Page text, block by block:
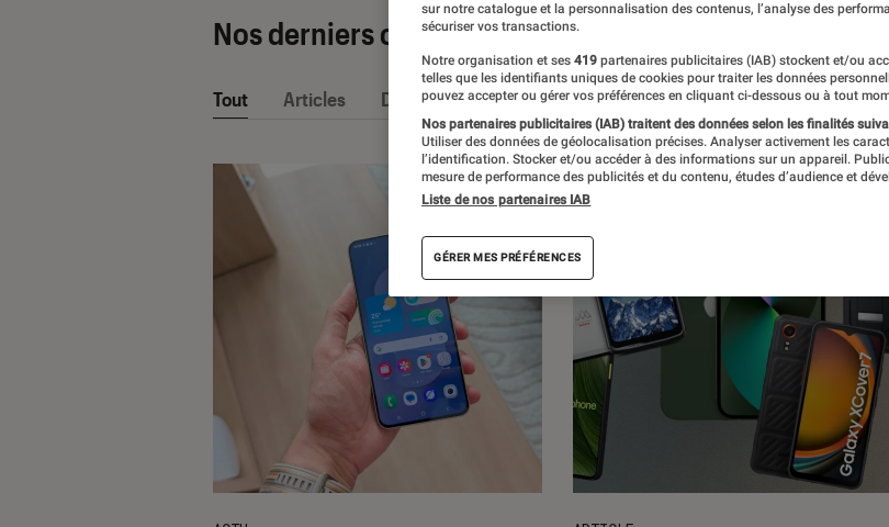
Nos derniers contenus
Tout Articles Dossiers Sélections et guides Tests Produits
sur notre catalogue et la personnalisation des contenus, l’analyse des
sécuriser vos transactions.
Notre organisation et ses 419 partenaires publicitaires (IAB) stockent et/ou
telles que les identifiants uniques de cookies pour traiter les données
pouvez accepter ou gérer vos préférences en cliquant ci-dessous ou à tout
Nos partenaires publicitaires (IAB) traitent des données selon les finalités
Utiliser des données de géolocalisation précises. Analyser activement les
l’identification. Stocker et/ou accéder à des informations sur un appareil.
mesure de performance des publicités et du contenu, études d’audience et
Liste de nos partenaires IAB
GÉRER MES PRÉFÉRENCES